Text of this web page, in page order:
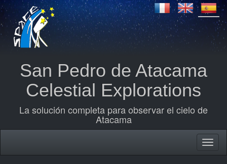
San Pedro de Atacama
Celestial Explorations
La solución completa para observar el cielo de
Atacama